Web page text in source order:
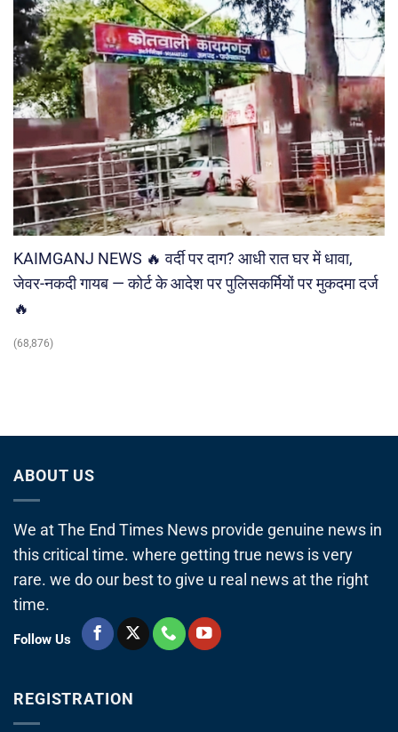
KAIMGANJ NEWS 🔥 वर्दी पर दाग? आधी रात घर में धावा,
जेवर-नकदी गायब — कोर्ट के आदेश पर पुलिसकर्मियों पर मुकदमा दर्ज
🔥
(68,876)
ABOUT US
We at The End Times News provide genuine news in
this critical time. where getting true news is very
rare. we do our best to give u real news at the right
time.
Follow Us
REGISTRATION